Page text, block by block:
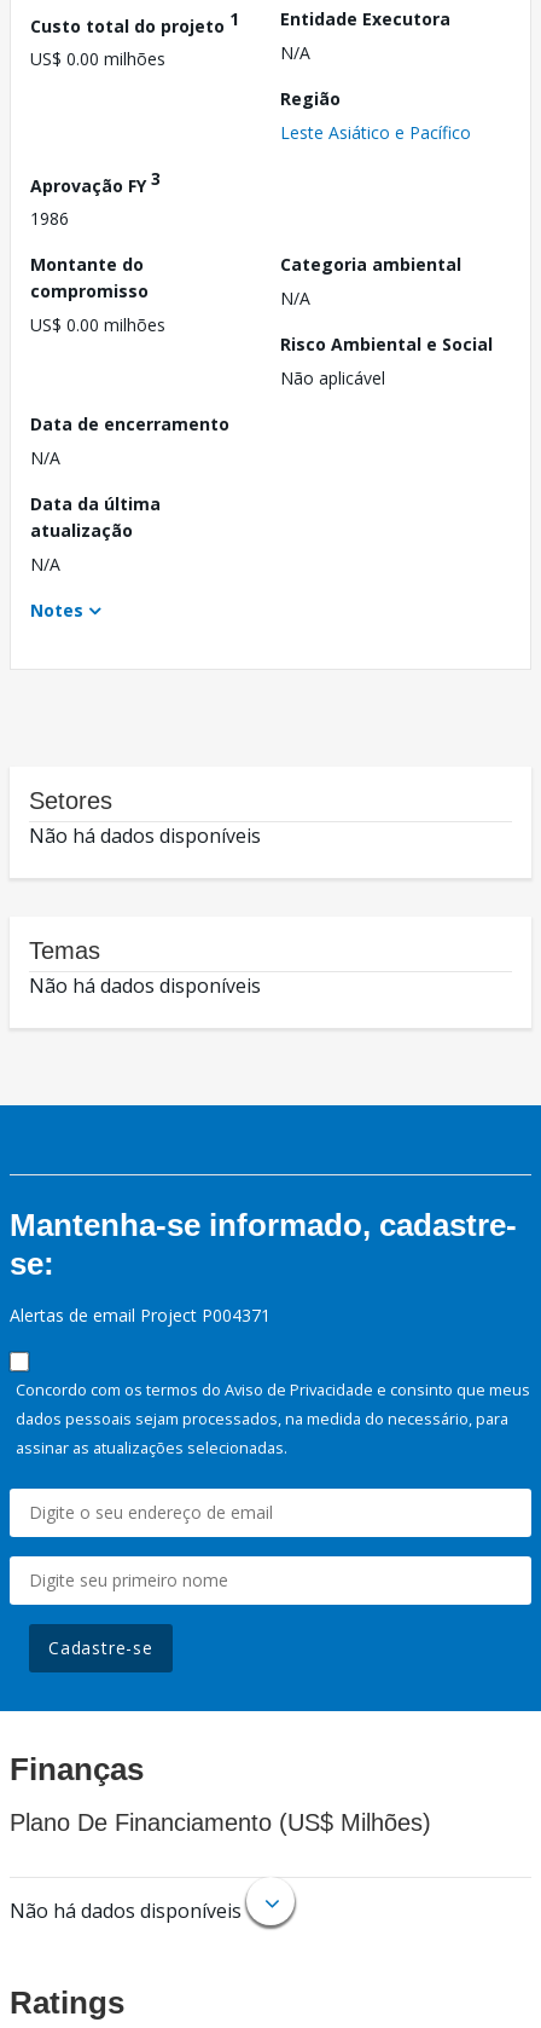
Custo total do projeto 1
US$ 0.00 milhões
Entidade Executora
N/A
Região
Leste Asiático e Pacífico
Aprovação FY3
1986
Montante do
compromisso
US$ 0.00 milhões
Categoria ambiental
N/A
Risco Ambiental e Social
Não aplicável
Data de encerramento
N/A
Data da última
atualização
N/A
Notes
Setores
Não há dados disponíveis
Temas
Não há dados disponíveis
Mantenha-se informado, cadastre-
se:
Alertas de email Project P004371
Concordo com os termos do Aviso de Privacidade e consinto que meus
dados pessoais sejam processados, na medida do necessário, para
assinar as atualizações selecionadas.
Cadastre-se
Finanças
Plano De Financiamento (US$ Milhões)
Não há dados disponíveis
Ratings